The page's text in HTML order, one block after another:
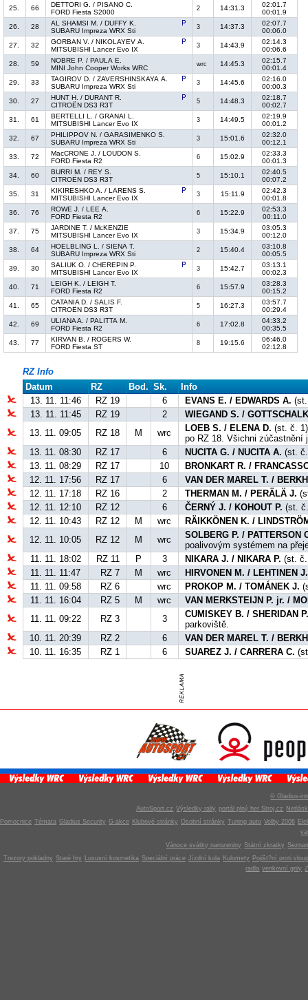
25.
66
DETTORI G. / PISANO C.
FORD Fiesta S2000
2 14:31.3
02:01.7
00:01.9
26.
28
AL SHAMSI M. / DUFFY K.
SUBARU Impreza WRX Sti
3 14:37.3
02:07.7
00:06.0
27.
32
GORBAN V. / NIKOLAYEV A.
MITSUBISHI Lancer Evo IX
3 14:43.9
02:14.3
00:06.6
28.
59
NOBRE P. / PAULA E.
MINI John Cooper Works WRC
wrc 14:45.3
02:15.7
00:01.4
29.
33
TAGIROV D. / ZAVERSHINSKAYA A.
SUBARU Impreza WRX Sti
3 14:45.6
02:16.0
00:00.3
30.
27
HUNT H. / DURANT R.
CITROËN DS3 R3T
5 14:48.3
02:18.7
00:02.7
31.
61
BERTELLI L. / GRANAI L.
MITSUBISHI Lancer Evo IX
3 14:49.5
02:19.9
00:01.2
32.
67
PHILIPPOV N. / GARASIMENKO S.
SUBARU Impreza WRX Sti
3 15:01.6
02:32.0
00:12.1
33.
72
MacCRONE J. / LOUDON S.
FORD Fiesta R2
6 15:02.9
02:33.3
00:01.3
34.
60
BURRI M. / REY S.
CITROËN DS3 R3T
5 15:10.1
02:40.5
00:07.2
35.
31
KIKIRESHKO A. / LARENS S.
MITSUBISHI Lancer Evo IX
3 15:11.9
02:42.3
00:01.8
36.
76
ROWE J. / LEE A.
FORD Fiesta R2
6 15:22.9
02:53.3
00:11.0
37.
75
JARDINE T. / McKENZIE
MITSUBISHI Lancer Evo IX
3 15:34.9
03:05.3
00:12.0
38.
64
HOELBLING L. / SIENA T.
SUBARU Impreza WRX Sti
2 15:40.4
03:10.8
00:05.5
39.
30
SALIUK O. / CHEREPIN P.
MITSUBISHI Lancer Evo IX
3 15:42.7
03:13.1
00:02.3
40.
71
LEIGH K. / LEIGH T.
FORD Fiesta R2
6 15:57.9
03:28.3
00:15.2
41.
65
CATANIA D. / SALIS F.
CITROËN DS3 R3T
5 16:27.3
03:57.7
00:29.4
42.
69
ULIANA A. / PALITTA M.
FORD Fiesta R2
6 17:02.8
04:33.2
00:35.5
43.
77
KIRVAN B. / ROGERS W.
FORD Fiesta ST
8 19:15.6
06:46.0
02:12.8
RZ Info
Datum
RZ Bod. Sk.
Info
13. 11. 11:46
RZ 19 6 EVANS E. / EDWARDS A.
13. 11. 11:45
RZ 19 2
WIEGAND S. /
13. 11. 09:05
RZ 18 M wrc LOEB S. / ELENA D. (st. č.
po RZ 18. Všichni zúčastnění
13. 11. 08:30
RZ 17 6 NUCITA G. / NUCITA A. (st.
13. 11. 08:29
RZ 17 10
BRONKART R. /
12. 11. 17:56
RZ 17 6
VAN DER MAREL T. /
12. 11. 17:18
RZ 16 2 THERMAN M. / PERÄLÄ J.
12. 11. 12:10
RZ 12 6 ČERNÝ J. / KOHOUT P. (st.
12. 11. 10:43
RZ 12 M wrc
RÄIKKÖNEN K. /
12. 11. 10:05
RZ 12 M wrc
SOLBERG P. / PATTERSON
poalivovým systémem na
11. 11. 18:02
RZ 11 P 3 NIKARA J. / NIKARA P. (st.
11. 11. 11:47
RZ 7 M wrc
HIRVONEN M. / LEHTINEN J.
11. 11. 09:58
RZ 6 wrc PROKOP M. / TOMÁNEK J.
11. 11. 16:04
RZ 5 M wrc
VAN MERKSTEIJN P. jr. /
11. 11. 09:22
RZ 3 3
CUMISKEY B. / SHERIDAN
parkoviště.
10. 11. 20:39
RZ 2 6
VAN DER MAREL T. /
10. 11. 16:35
RZ 1 6 SUAREZ J. / CARRERA C.
© Gladius-
AutoSport.cz Výsledky rally portál plný her Stroj.cz
Pomocnice Témata Gladius Security G-akce Klubové stránky Osobní stránky Tuning auto Volby 2006
Vánoce svátky narozeniny Státní zkratky
Trezory pokladny Staré hry Luxusní kosmetika Speciální práce Jízdní kola Kulomety
Pojišt?ní proti
radla venkovní grily